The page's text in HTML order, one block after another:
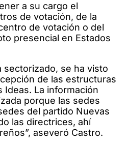
a su cargo el
de votación, de la
de votación o del
presencial en Estados
sectorizado, se ha visto
de las estructuras
Ideas. La información
porque las sedes
del partido Nuevas
las directrices, ahí
aseveró Castro.